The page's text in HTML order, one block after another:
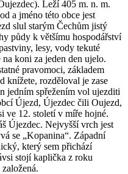
Leží 405 m. n. m.
a jméno této obce jest
slul starým Čechům jistý
půdy k většímu hospodářství
lesy, vody tekuté
koni za jeden den ujelo.
pravomoci, základem
knížete, rozděloval je zase
jedním spřežením vol ujezditi
Újezd, Újezdec čili Oujezd,
ve 12. století v míře hojné.
Újezdec. Nejvyšší vrch jest
se „Kopanina“. Západní
který sem přichází
stojí kaplička z roku